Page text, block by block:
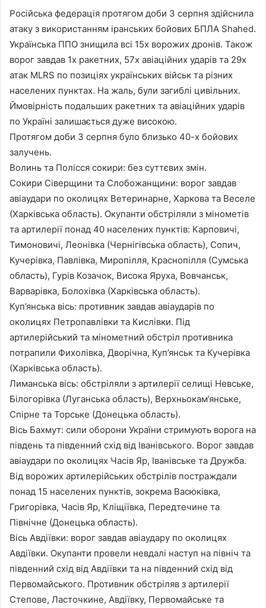
Російська федерація протягом доби 3 серпня здійснила
атаку з використанням іранських бойових БПЛА Shahed.
Українська ППО знищила всі 15х ворожих дронів. Також
ворог завдав 1х ракетних, 57х авіаційних ударів та 29х
атак MLRS по позиціях українських військ та різних
населених пунктах. На жаль, були загиблі цивільних.
Ймовірність подальших ракетних та авіаційних ударів
по Україні залишається дуже високою.
Протягом доби 3 серпня було близько 40-х бойових
залучень.
Волинь та Полісся сокири: без суттєвих змін.
Сокири Сіверщини та Слобожанщини: ворог завдав
авіаудари по околицях Ветеринарне, Харкова та Веселе
(Харківська область). Окупанти обстріляли з мінометів
та артилерії понад 40 населених пунктів: Карповичі,
Тимоновичі, Леонівка (Чернігівська область), Сопич,
Кучерівка, Павлівка, Миропілля, Краснопілля (Сумська
область), Гурів Козачок, Висока Яруха, Вовчанськ,
Варварівка, Болохівка (Харківська область).
Куп’янська вісь: противник завдав авіаударів по
околицях Петропавлівки та Кислівки. Під
артилерійський та мінометний обстріл противника
потрапили Фихолівка, Дворічна, Куп’янськ та Кучерівка
(Харківська область).
Лиманська вісь: обстріляли з артилерії селищі Невське,
Білогорівка (Луганська область), Верхньокам’янське,
Спірне та Торське (Донецька область).
Вісь Бахмут: сили оборони України стримують ворога на
південь та південний схід від Іванівського. Ворог завдав
авіаудари по околицях Часів Яр, Іванівське та Дружба.
Від ворожих артилерійських обстрілів постраждали
понад 15 населених пунктів, зокрема Васюківка,
Григорівка, Часів Яр, Кліщіївка, Передтечине та
Північне (Донецька область).
Вісь Авдіївки: ворог завдав авіаудару по околицях
Авдіївки. Окупанти провели невдалі наступ на північ та
південний схід від Авдіївки та на південний схід від
Первомайського. Противник обстріляв з артилерії
Степове, Ласточкине, Авдіївку, Первомайське та